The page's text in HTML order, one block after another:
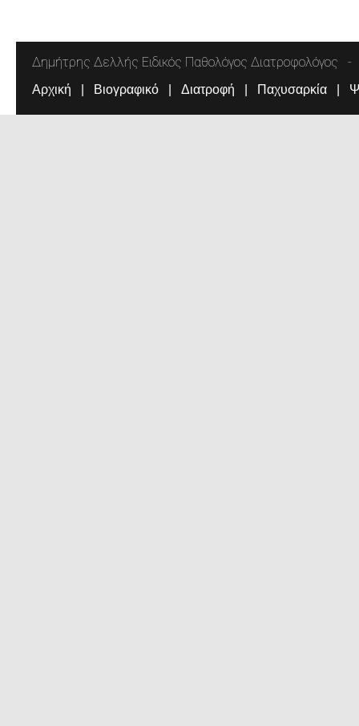
Δημήτρης Δελλής Ειδικός Παθολόγος Διατροφολόγος
Αρχική Βιογραφικό Διατροφή Παχυσαρκία